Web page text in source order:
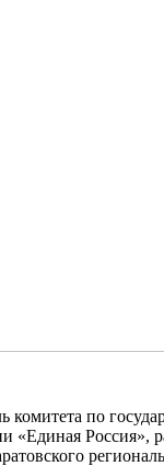
по
«Единая Россия»,